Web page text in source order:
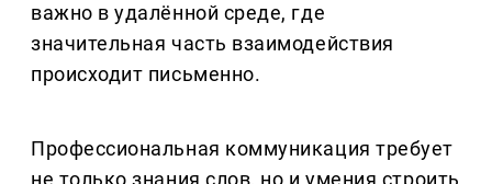
важно в удалённой среде, где
значительная часть взаимодействия
происходит письменно.
Профессиональная коммуникация требует
не только знания слов, но и умения строить